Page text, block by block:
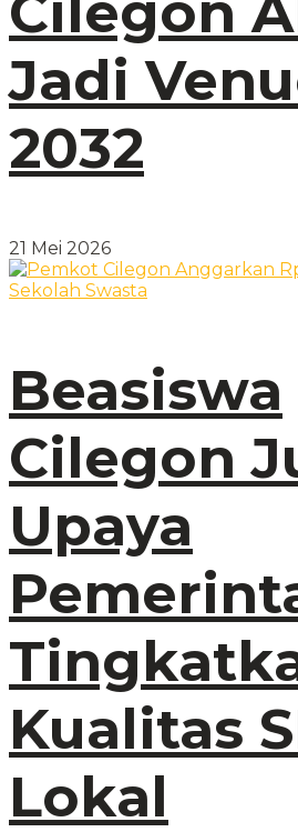
Jadi
2032
21 Mei 2026
Beasiswa
Cilegon
Upaya
Kualitas
Lokal